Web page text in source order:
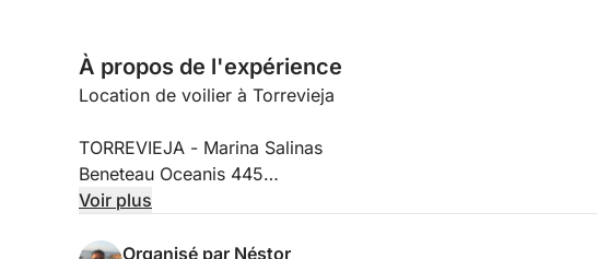
À propos de l'expérience
Location de voilier à Torrevieja
TORREVIEJA - Marina Salinas
Beneteau Oceanis 445
Voir plus
Organisé par Néstor